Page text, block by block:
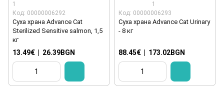
1
Код: 00000006292
Суха храна Advance Cat
Sterilized Sensitive salmon, 1,5
кг
13.49€ 26.39BGN
1
Код: 00000006293
Суха храна Advance Cat Urinary
- 8 кг
88.45€ 173.02BGN